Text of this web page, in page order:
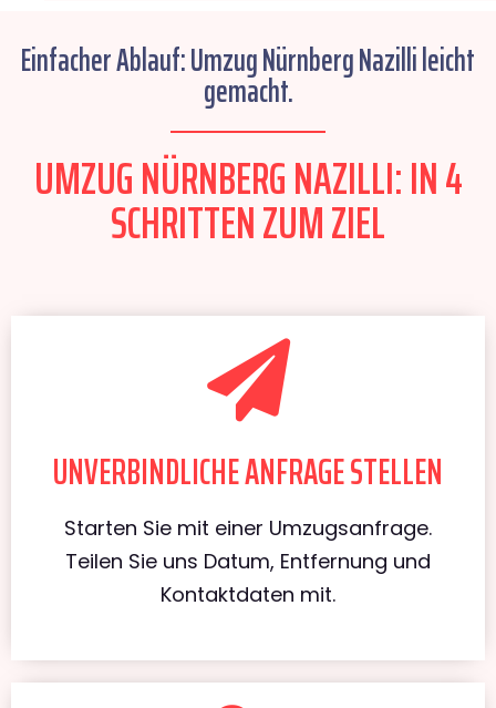
Einfacher Ablauf: Umzug Nürnberg Nazilli leicht
gemacht.
UMZUG NÜRNBERG NAZILLI: IN 4
SCHRITTEN ZUM ZIEL
UNVERBINDLICHE ANFRAGE STELLEN
Starten Sie mit einer Umzugsanfrage.
Teilen Sie uns Datum, Entfernung und
Kontaktdaten mit.